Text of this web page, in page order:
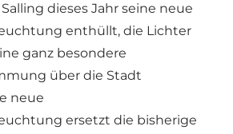
dieses Jahr seine neue
enthüllt, die Lichter
ganz besondere
über die Stadt
neue
ersetzt die bisherige